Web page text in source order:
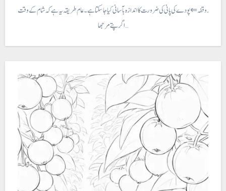
وقت اور وقفہ ⇐ پودے کی پانی کی ضرورت کا اندازہ بآسانی کیا جا سکتا ہے ۔ عام طریقہ یہ ہے کہ شام کے وقت
اگر پتے مرجھا…